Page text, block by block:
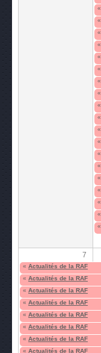
«
«
«
«
«
«
«
«
«
«
«
«
«
«
«
«
«
«
«
7
« Actualités de la RAF
« Actualités de la RAF
« Actualités de la RAF
« Actualités de la RAF
« Actualités de la RAF
« Actualités de la RAF
« Actualités de la RAF
« Actualités de la RAF